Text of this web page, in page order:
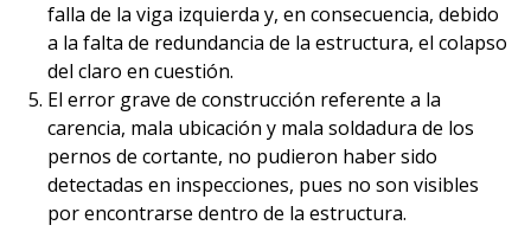
falla de la viga izquierda y, en consecuencia, debido
a la falta de redundancia de la estructura, el colapso
del claro en cuestión.
El error grave de construcción referente a la
carencia, mala ubicación y mala soldadura de los
pernos de cortante, no pudieron haber sido
detectadas en inspecciones, pues no son visibles
por encontrarse dentro de la estructura.